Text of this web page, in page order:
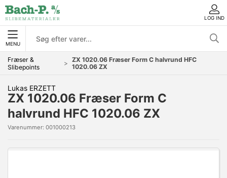
LOG IND
MENU
Fræser &
Slibepoints
ZX 1020.06 Fræser Form C halvrund HFC
1020.06 ZX
Lukas ERZETT
ZX 1020.06 Fræser Form C
halvrund HFC 1020.06 ZX
Varenummer: 001000213